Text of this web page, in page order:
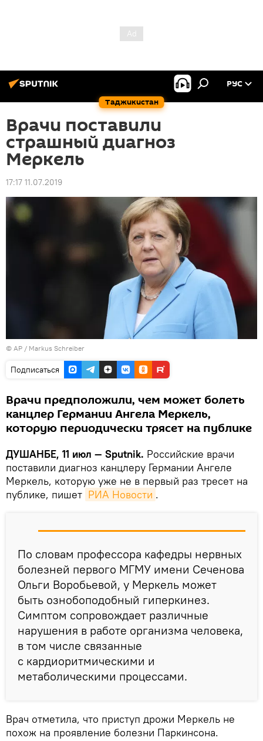
Таджикистан
РУС
Врачи поставили
страшный диагноз
Меркель
17:17 11.07.2019
© AP / Markus Schreiber
Подписаться
Врачи предположили, чем может болеть
канцлер Германии Ангела Меркель,
которую периодически трясет на публике
ДУШАНБЕ, 11 июл — Sputnik. Российские врачи
поставили диагноз канцлеру Германии Ангеле
Меркель, которую уже не в первый раз тресет на
публике, пишет РИА Новости .
По словам профессора кафедры нервных
болезней первого МГМУ имени Сеченова
Ольги Воробьевой, у Меркель может
быть ознобоподобный гиперкинез.
Симптом сопровождает различные
нарушения в работе организма человека,
в том числе связанные
с кардиоритмическими и
метаболическими процессами.
Врач отметила, что приступ дрожи Меркель не
похож на проявление болезни Паркинсона.